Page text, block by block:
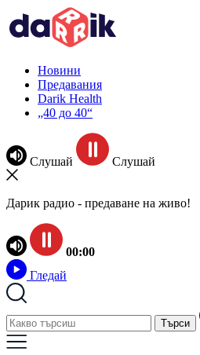
Новини
Предавания
Darik Health
„40 до 40“
Слушай Слушай
Дарик радио - предаване на живо!
00:00
Гледай